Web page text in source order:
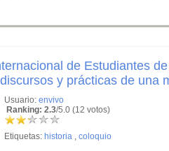
de Estudiantes
y prácticas de una
Usuario: envivo
Ranking: 2.3/5.0 (12 votos)
Etiquetas: historia , coloquio